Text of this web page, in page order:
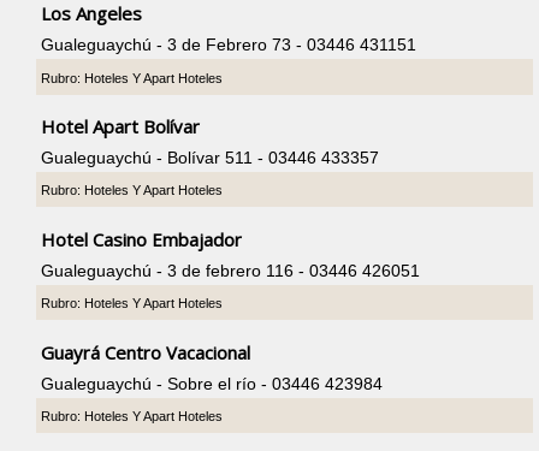
Los Angeles
Gualeguaychú - 3 de Febrero 73 - 03446 431151
Rubro: Hoteles Y Apart Hoteles
Hotel Apart Bolívar
Gualeguaychú - Bolívar 511 - 03446 433357
Rubro: Hoteles Y Apart Hoteles
Hotel Casino Embajador
Gualeguaychú - 3 de febrero 116 - 03446 426051
Rubro: Hoteles Y Apart Hoteles
Guayrá Centro Vacacional
Gualeguaychú - Sobre el río - 03446 423984
Rubro: Hoteles Y Apart Hoteles